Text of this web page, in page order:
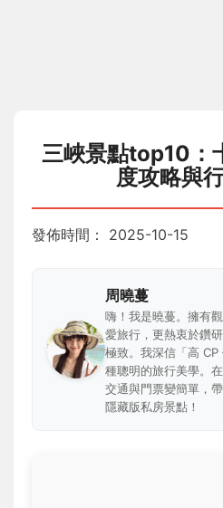
三峽景點top10：
度攻略與
發佈時間： 2025-10-15
周曉蔓
嗨！我是曉蔓。擁有
愛旅行，更熱衷於鑽
極致。我深信「高
種聰明的旅行美學。
交通與門票變簡單，
隱藏版私房景點！